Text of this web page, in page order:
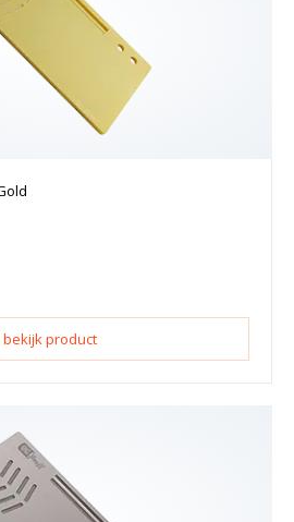
bekijk product